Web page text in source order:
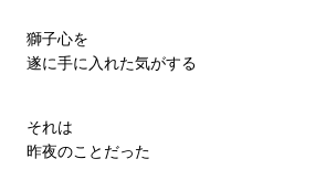
獅子心を
遂に手に入れた気がする
それは
昨夜のことだった